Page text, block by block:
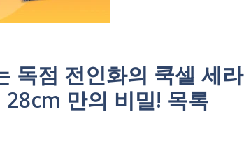
독점 전인화의 쿡셀 세라
만의 비밀! 목록